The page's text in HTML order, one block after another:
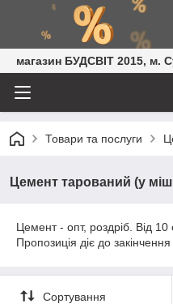
магазин БУДСВІТ 2015, м.
Товари та послуги
Цемент тарований (у
Цемент - опт, роздріб. Від 10
Пропозиція діє до
Сортування